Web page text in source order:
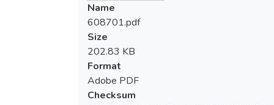
Name
608701.pdf
Size
202.83 KB
Format
Adobe PDF
Checksum